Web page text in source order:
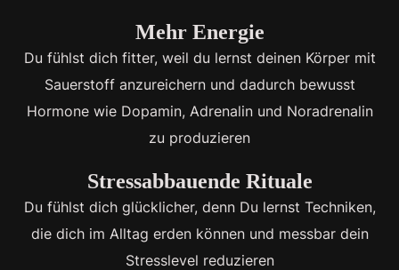
Mehr Energie
Du fühlst dich fitter, weil du lernst deinen Körper mit
Sauerstoff anzureichern und dadurch bewusst
Hormone wie Dopamin, Adrenalin und Noradrenalin
zu produzieren
Stressabbauende Rituale
Du fühlst dich glücklicher, denn Du lernst Techniken,
die dich im Alltag erden können und messbar dein
Stresslevel reduzieren